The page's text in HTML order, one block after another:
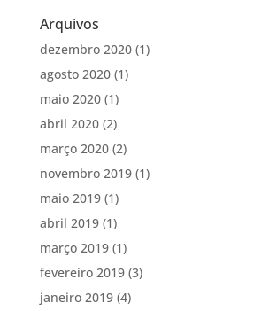
Arquivos
dezembro 2020(1)
agosto 2020(1)
maio 2020(1)
abril 2020(2)
março 2020(2)
novembro 2019(1)
maio 2019(1)
abril 2019(1)
março 2019(1)
fevereiro 2019(3)
janeiro 2019(4)